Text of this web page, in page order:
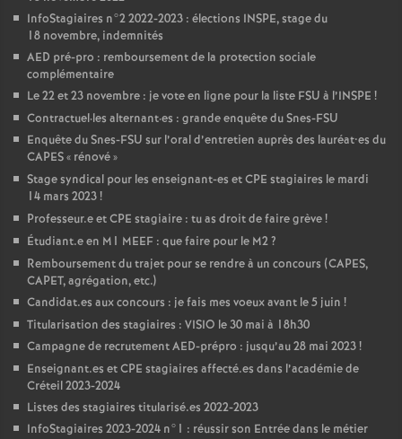
InfoStagiaires n°2 2022-2023 : élections INSPE, stage du
18 novembre, indemnités
AED pré-pro : remboursement de la protection sociale
complémentaire
Le 22 et 23 novembre : je vote en ligne pour la liste FSU à l’INSPE !
Contractuel·les alternant·es : grande enquête du Snes-FSU
Enquête du Snes-FSU sur l’oral d’entretien auprès des lauréat•es du
CAPES« rénové»
Stage syndical pour les enseignant-es etCPE stagiaires le mardi
14 mars 2023!
Professeur.e etCPE stagiaire : tu as droit de faire grève!
Étudiant.e en M1 MEEF : que faire pour le M2?
Remboursement du trajet pour se rendre à un concours (CAPES,
CAPET, agrégation, etc.)
Candidat.es aux concours : je fais mes voeux avant le 5 juin !
Titularisation des stagiaires : VISIO le 30 mai à 18h30
Campagne de recrutementAED-prépro : jusqu’au 28 mai 2023!
Enseignant.es etCPE stagiaires affecté.es dans l’académie de
Créteil 2023-2024
Listes des stagiaires titularisé.es 2022-2023
InfoStagiaires 2023-2024 n°1 : réussir son Entrée dans le métier